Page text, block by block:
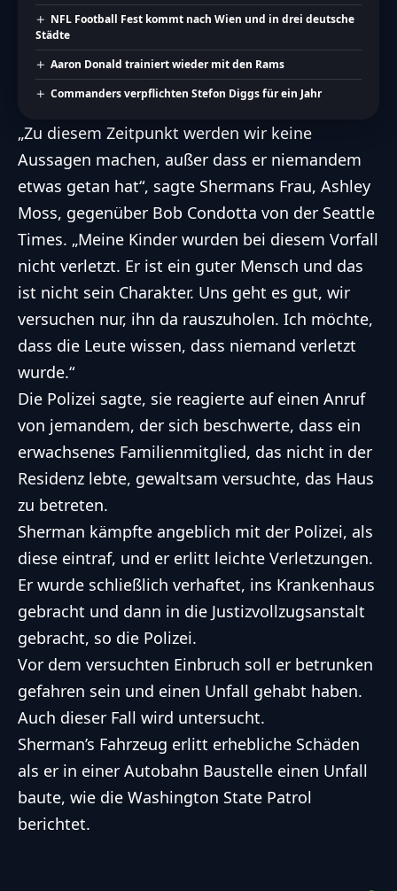
NFL Football Fest kommt nach Wien und in drei deutsche
Städte
Aaron Donald trainiert wieder mit den Rams
Commanders verpflichten Stefon Diggs für ein Jahr
„Zu diesem Zeitpunkt werden wir keine
Aussagen machen, außer dass er niemandem
etwas getan hat“, sagte Shermans Frau, Ashley
Moss, gegenüber Bob Condotta von der Seattle
Times. „Meine Kinder wurden bei diesem Vorfall
nicht verletzt. Er ist ein guter Mensch und das
ist nicht sein Charakter. Uns geht es gut, wir
versuchen nur, ihn da rauszuholen. Ich möchte,
dass die Leute wissen, dass niemand verletzt
wurde.“
Die Polizei sagte, sie reagierte auf einen Anruf
von jemandem, der sich beschwerte, dass ein
erwachsenes Familienmitglied, das nicht in der
Residenz lebte, gewaltsam versuchte, das Haus
zu betreten.
Sherman kämpfte angeblich mit der Polizei, als
diese eintraf, und er erlitt leichte Verletzungen.
Er wurde schließlich verhaftet, ins Krankenhaus
gebracht und dann in die Justizvollzugsanstalt
gebracht, so die Polizei.
Vor dem versuchten Einbruch soll er betrunken
gefahren sein und einen Unfall gehabt haben.
Auch dieser Fall wird untersucht.
Sherman’s Fahrzeug erlitt erhebliche Schäden
als er in einer Autobahn Baustelle einen Unfall
baute, wie die Washington State Patrol
berichtet.